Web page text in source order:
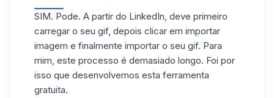
SIM. Pode. A partir do LinkedIn, deve primeiro
carregar o seu gif, depois clicar em importar
imagem e finalmente importar o seu gif. Para
mim, este processo é demasiado longo. Foi por
isso que desenvolvemos esta ferramenta
gratuita.